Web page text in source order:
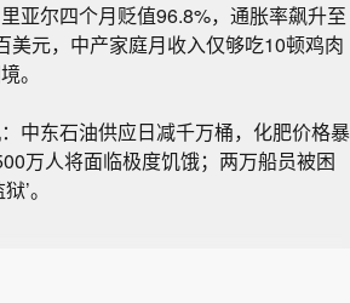
亚尔四个月贬值96.8%，通胀率飙升至
美元，中产家庭月收入仅够吃10顿鸡肉
。
中东石油供应日减千万桶，化肥价格暴
万人将面临极度饥饿；两万船员被困
’。